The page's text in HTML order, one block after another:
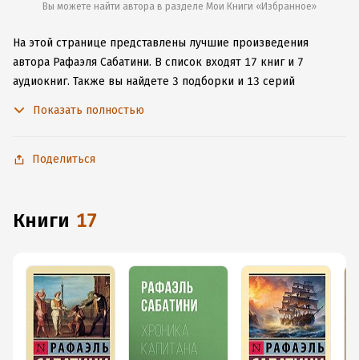
Вы можете найти автора в разделе Мои Книги «Избранное»
На этой странице представлены лучшие произведения
автора Рафаэля Сабатини. В список входят 17 книг и 7
аудиокниг. Также вы найдете 3 подборки и 13 серий
приложение для iOS или Android, чтобы не расставаться
Показать полностью
Поделиться
книги 17